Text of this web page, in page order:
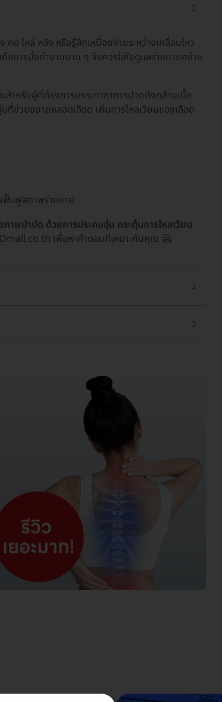
ไหล่ หลัง หรือรู้สึกเหนื่อยง่ายระหว่างเคลื่อนไหว
งการนั่งทำงานนาน ๆ จึงควรใส่ใจดูแลร่างกายอย่าง
ะสำหรับผู้ที่ต้องการบรรเทาอาการปวดตึงกล้ามเนื้อ
ช่วยขยายหลอดเลือด เพิ่มการไหลเวียนของเลือด
ฟื้นฟูสภาพร่างกาย
ภาพบำบัด ด้วยการประคบอุ่น กระตุ้นการไหลเวียน
เพื่อหาคำตอบที่เหมาะกับคุณ 🤗